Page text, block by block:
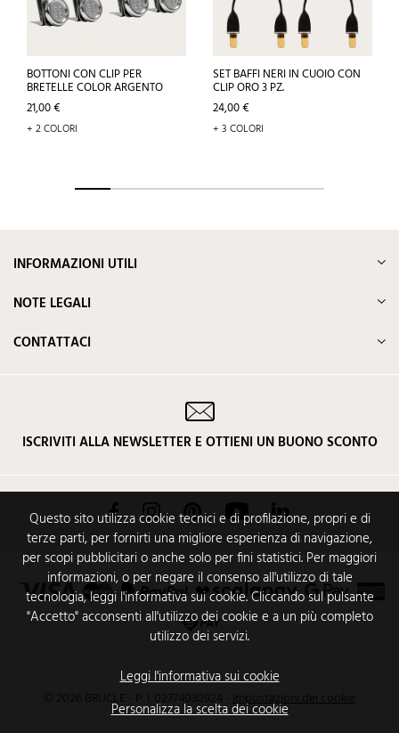
BOTTONI CON CLIP PER
BRETELLE COLOR ARGENTO
Prezzo
21,00 €
+ 2 COLORI
SET BAFFI NERI IN CUOIO CON
CLIP ORO 3 PZ.
Prezzo
24,00 €
+ 3 COLORI
Questo sito utilizza cookie tecnici e di profilazione, propri e di
terze parti, per fornirti una migliore esperienza di navigazione,
per scopi pubblicitari o anche solo per fini statistici. Per maggiori
informazioni, o per negare il consenso all'utilizzo di tale
tecnologia, leggi l'informativa sui cookie. Cliccando sul pulsante
"Accetto" acconsenti all'utilizzo dei cookie e a un più completo
utilizzo dei servizi.
Leggi l'informativa sui cookie
Personalizza la scelta dei cookie
INFORMAZIONI UTILI
NOTE LEGALI
CONTATTACI
ISCRIVITI ALLA NEWSLETTER E OTTIENI UN BUONO SCONTO
FacebookInstagramPinterest YouTube
© 2026 BRUCLE - P. I. 02774030924 Impostazioni dei cookie